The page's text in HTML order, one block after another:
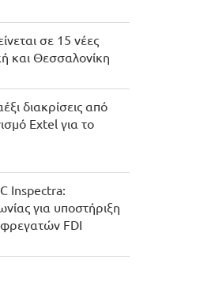
σε 15 νέες
και Θεσσαλονίκη
διακρίσεις από
Extel για το
Inspectra:
για υποστήριξη
FDI